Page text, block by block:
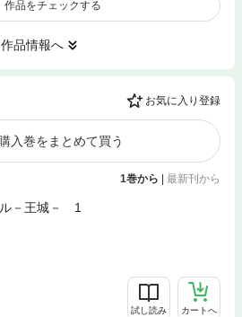
作品をチェックする
作品情報へ
お気に入り登録
入巻をまとめて買う
1巻から 最新刊から
ル－王城－ 1
試し読み カートへ